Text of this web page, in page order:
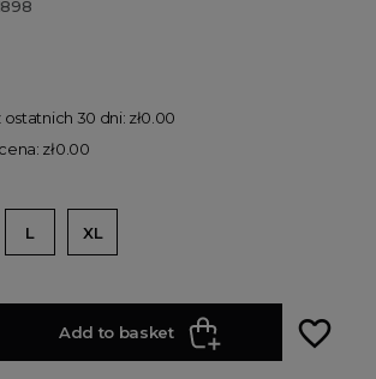
ostatnich 30 dni: zł0.00
zł0.00
L XL
Add to basket favorite_border